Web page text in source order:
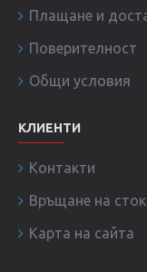
Плащане и
Поверителност
Общи условия
КЛИЕНТИ
Контакти
Връщане на
Карта на сайта